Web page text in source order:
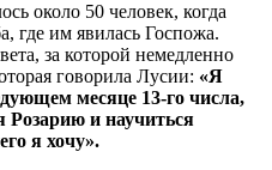
около 50 человек, когда
где им явилась Госпожа.
за которой немедленно
говорила Лусии: «Я
месяце 13-го числа,
и научиться
я хочу».